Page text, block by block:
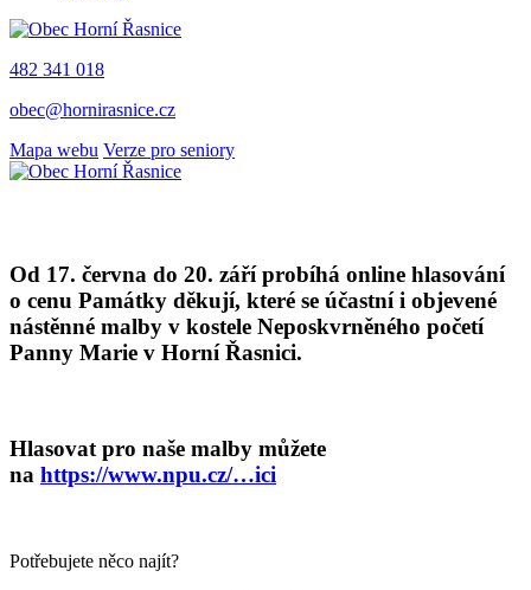
482 341 018
obec@hornirasnice.cz
Mapa webu Verze pro seniory
Od 17. června do 20. září probíhá online hlasování
o cenu Památky děkují, které se účastní i objevené
nástěnné malby v kostele Neposkvrněného početí
Panny Marie v Horní Řasnici.
Hlasovat pro naše malby můžete
na https://www.npu.cz/…ici
Potřebujete něco najít?